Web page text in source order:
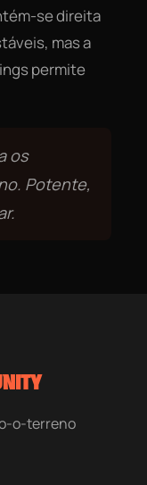
se direita
mas a
permite
os
Potente,
o-terreno